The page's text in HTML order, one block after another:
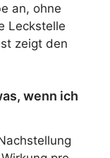
an, ohne
Leckstelle
zeigt den
wenn ich